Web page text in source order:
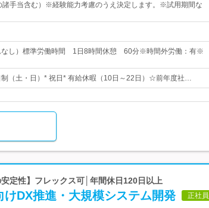
諸手当含む）※経験能力考慮のうえ決定します。※試用期間な
なし）標準労働時間 1日8時間休憩 60分※時間外労働：有※
（土・日）* 祝日* 有給休暇（10日～22日）☆前年度社…
定性】フレックス可│年間休日120日以上
けDX推進・大規模システム開発 正社員